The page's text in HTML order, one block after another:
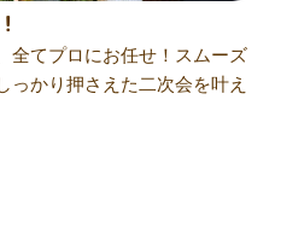
全てプロにお任せ！スムーズ
っかり押さえた二次会を叶え